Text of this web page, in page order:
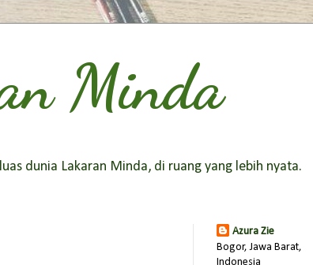
Minda
dunia Lakaran Minda, di ruang yang lebih nyata.
Azura Zie
Bogor, Jawa Barat,
Indonesia